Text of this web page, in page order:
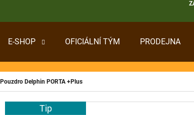
E-SHOP OFICIÁLNÍ TÝM PRODEJNA
Pouzdro Delphin PORTA +Plus
Tip
POTŘEBUJETE NAJÍT?
HLEDAT